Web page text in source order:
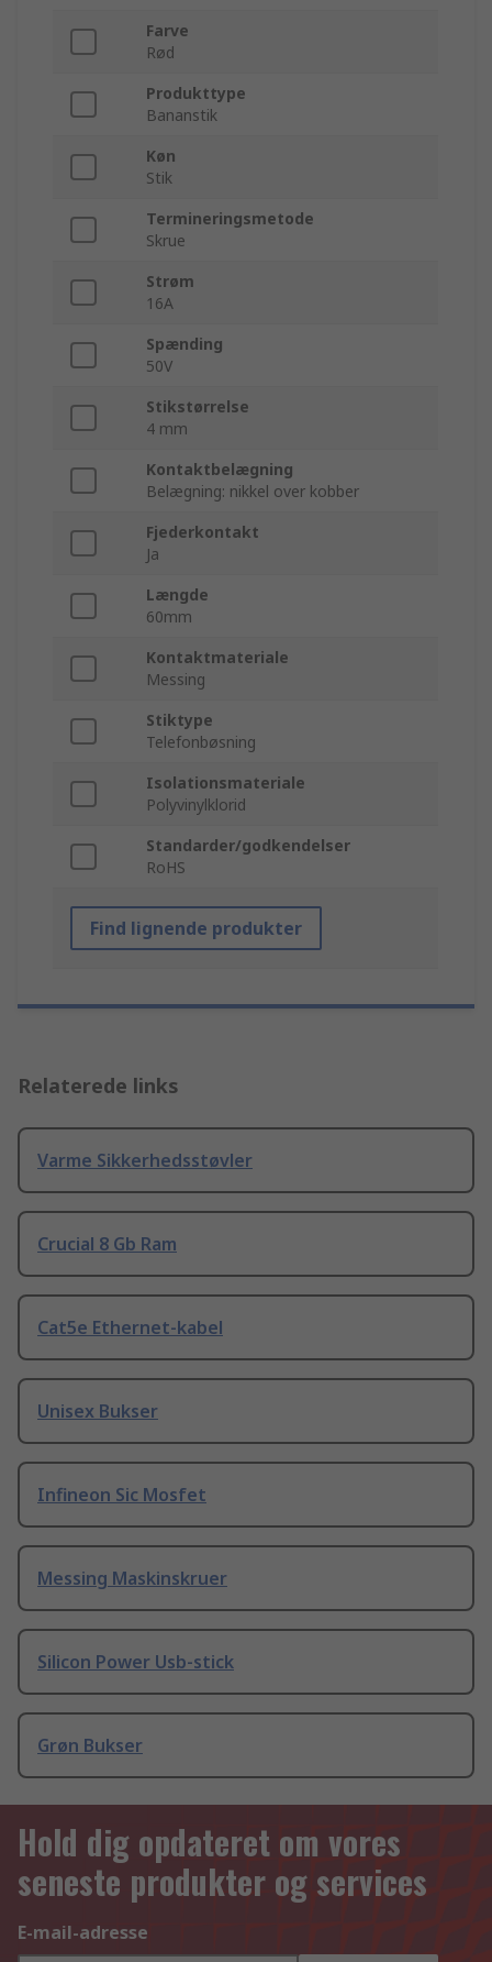
Farve
Rød
Produkttype
Bananstik
Køn
Stik
Termineringsmetode
Skrue
Strøm
16A
Spænding
50V
Stikstørrelse
4 mm
Kontaktbelægning
Belægning: nikkel over kobber
Fjederkontakt
Ja
Længde
60mm
Kontaktmateriale
Messing
Stiktype
Telefonbøsning
Isolationsmateriale
Polyvinylklorid
Standarder/godkendelser
RoHS
Find lignende produkter
Relaterede links
Varme Sikkerhedsstøvler
Crucial 8 Gb Ram
Cat5e Ethernet-kabel
Unisex Bukser
Infineon Sic Mosfet
Messing Maskinskruer
Silicon Power Usb-stick
Grøn Bukser
Hold dig opdateret om vores
seneste produkter og services
E-mail-adresse